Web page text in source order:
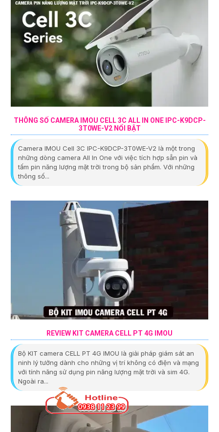
THÔNG SỐ CAMERA IMOU CELL 3C ALL IN ONE IPC-K9DCP-
3T0WE-V2 NỔI BẬT
Camera IMOU Cell 3C IPC-K9DCP-3T0WE-V2 là một trong
những dòng camera All In One với việc tích hợp sẵn pin và
tấm pin năng lượng mặt trời trong bộ sản phẩm. Với những
thông số...
REVIEW KIT CAMERA CELL PT 4G IMOU
Bộ KIT camera CELL PT 4G IMOU là giải pháp giám sát an
ninh lý tưởng dành cho những vị trí không có điện và mạng
với tính năng sử dụng pin năng lượng mặt trời và sim 4G.
Ngoài ra...